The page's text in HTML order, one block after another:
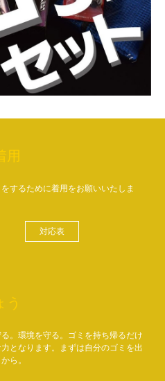
用
するために着用をお願いいたしま
対応表
う
。環境を守る。ゴミを持ち帰るだけ
となります。まずは自分のゴミを出
ら。